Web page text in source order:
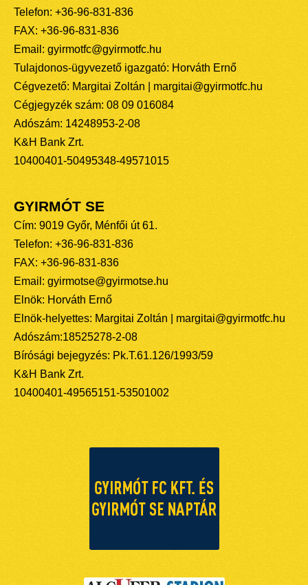
Telefon: +36-96-831-836
FAX: +36-96-831-836
Email: gyirmotfc@gyirmotfc.hu
Tulajdonos-ügyvezető igazgató: Horváth Ernő
Cégvezető: Margitai Zoltán | margitai@gyirmotfc.hu
Cégjegyzék szám: 08 09 016084
Adószám: 14248953-2-08
K&H Bank Zrt.
10400401-50495348-49571015
GYIRMÓT SE
Cím: 9019 Győr, Ménfői út 61.
Telefon: +36-96-831-836
FAX: +36-96-831-836
Email: gyirmotse@gyirmotse.hu
Elnök: Horváth Ernő
Elnök-helyettes: Margitai Zoltán | margitai@gyirmotfc.hu
Adószám:18525278-2-08
Bírósági bejegyzés: Pk.T.61.126/1993/59
K&H Bank Zrt.
10400401-49565151-53501002